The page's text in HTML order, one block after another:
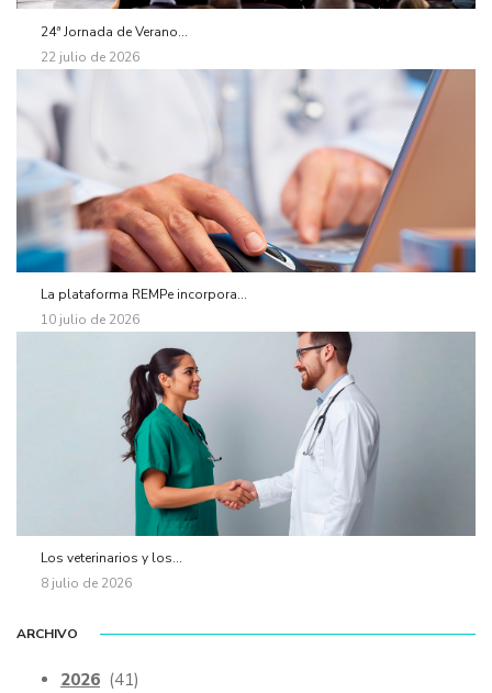
24ª Jornada de Verano...
22 julio de 2026
La plataforma REMPe incorpora...
10 julio de 2026
Los veterinarios y los...
8 julio de 2026
ARCHIVO
2026 (41)